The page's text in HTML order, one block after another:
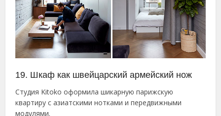
19. Шкаф как швейцарский армейский нож
Студия Kitoko оформила шикарную парижскую
квартиру с азиатскими нотками и передвижными
модулями.